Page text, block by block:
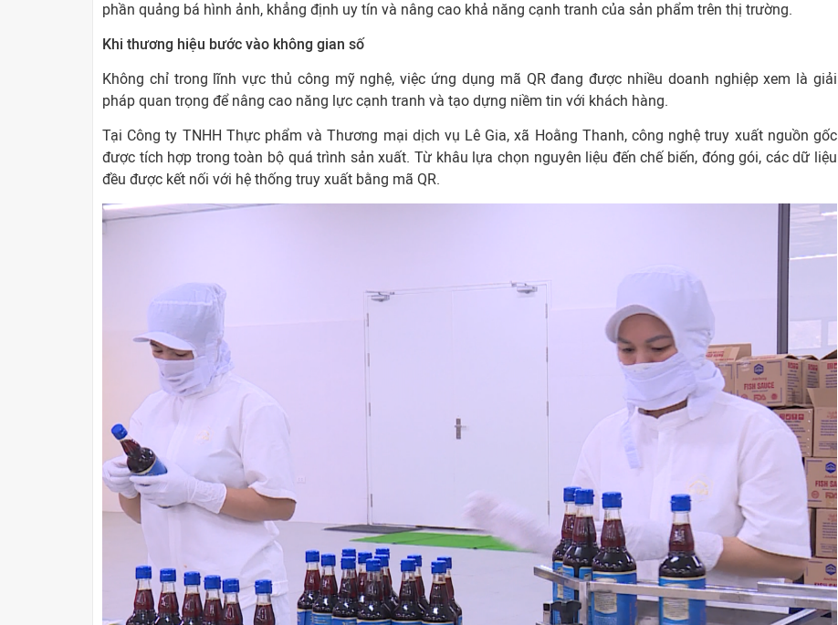
phần quảng bá hình ảnh, khẳng định uy tín và nâng cao khả năng cạnh tranh của sản phẩm trên thị trường.
Khi thương hiệu bước vào không gian số
Không chỉ trong lĩnh vực thủ công mỹ nghệ, việc ứng dụng mã QR đang được nhiều doanh nghiệp xem là giải
pháp quan trọng để nâng cao năng lực cạnh tranh và tạo dựng niềm tin với khách hàng.
Tại Công ty TNHH Thực phẩm và Thương mại dịch vụ Lê Gia, xã Hoằng Thanh, công nghệ truy xuất nguồn gốc
được tích hợp trong toàn bộ quá trình sản xuất. Từ khâu lựa chọn nguyên liệu đến chế biến, đóng gói, các dữ liệu
đều được kết nối với hệ thống truy xuất bằng mã QR.